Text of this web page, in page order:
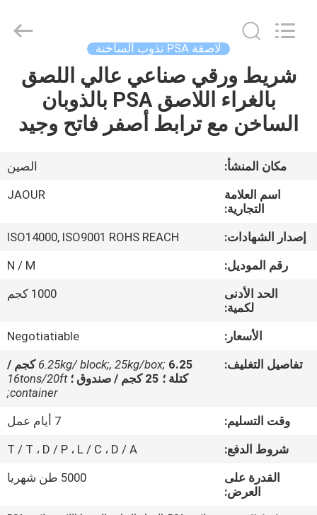
بيت
منتجات
معلومات
جولة
المصنع
مراقبة
الجودة
اتصل
أخبار
القضايا
Adhesive
Products
Reserved.
لاصقة PSA تذوب الساخنة
شريط ورقي صناعي عالي اللصق
بالغراء اللاصق PSA بالذوبان
الساخن مع ترابط أصفر فاتح وجيد
مكان المنشأ:
الصين
اسم العلامة
التجارية:
JAOUR
إصدار الشهادات:
ISO14000, ISO9001 ROHS REACH
رقم الموديل:
N / M
الحد الأدنى
لكمية:
1000 كجم
الأسعار:
Negotiatiable
تفاصيل التغليف:
6.25kg/ block;, 25kg/box; 6.25 كجم /
كتلة ؛ 25 كجم / صندوق ؛
16tons/20ft
container;
وقت التسليم:
7 أيام عمل
شروط الدفع:
T / T ، D / P ، L / C ، D / A
القدرة على
العرض:
5000 طن شهريا